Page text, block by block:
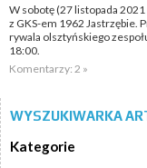
W sobotę (27 listopada
z GKS-em 1962 Jastrzębie.
rywala olsztyńskiego
18:00.
Komentarzy: 2 »
WYSZUKIWARKA
Kategorie